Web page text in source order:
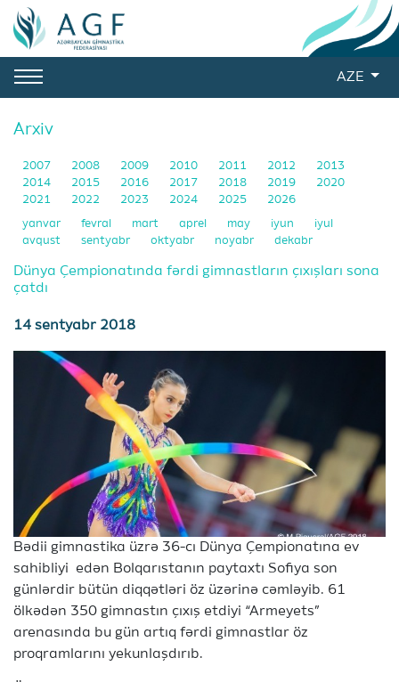
AZE
Arxiv
2007 2008 2009 2010 2011 2012
2013
2014
2015 2016 2017 2018 2019
2020
2021
2022 2023 2024 2025 2026
yanvar fevral mart aprel may iyun
iyul
avqust
sentyabr oktyabr noyabr dekabr
Dünya Çempionatında fərdi gimnastların çıxışları sona
çatdı
14 sentyabr 2018
Bədii gimnastika üzrə 36-cı Dünya Çempionatına ev
sahibliyi edən Bolqarıstanın paytaxtı Sofiya son
günlərdir bütün diqqətləri öz üzərinə cəmləyib. 61
ölkədən 350 gimnastın çıxış etdiyi “Armeyets”
arenasında bu gün artıq fərdi gimnastlar öz
proqramlarını yekunlaşdırıb.